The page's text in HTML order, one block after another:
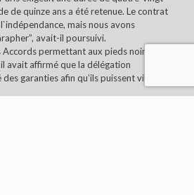
de quinze ans a été retenue. Le contrat
mais nous avons
avait-il poursuivi.
permettant aux pieds noirs qui
avait affirmé que la délégation
garanties afin qu’ils puissent vivre